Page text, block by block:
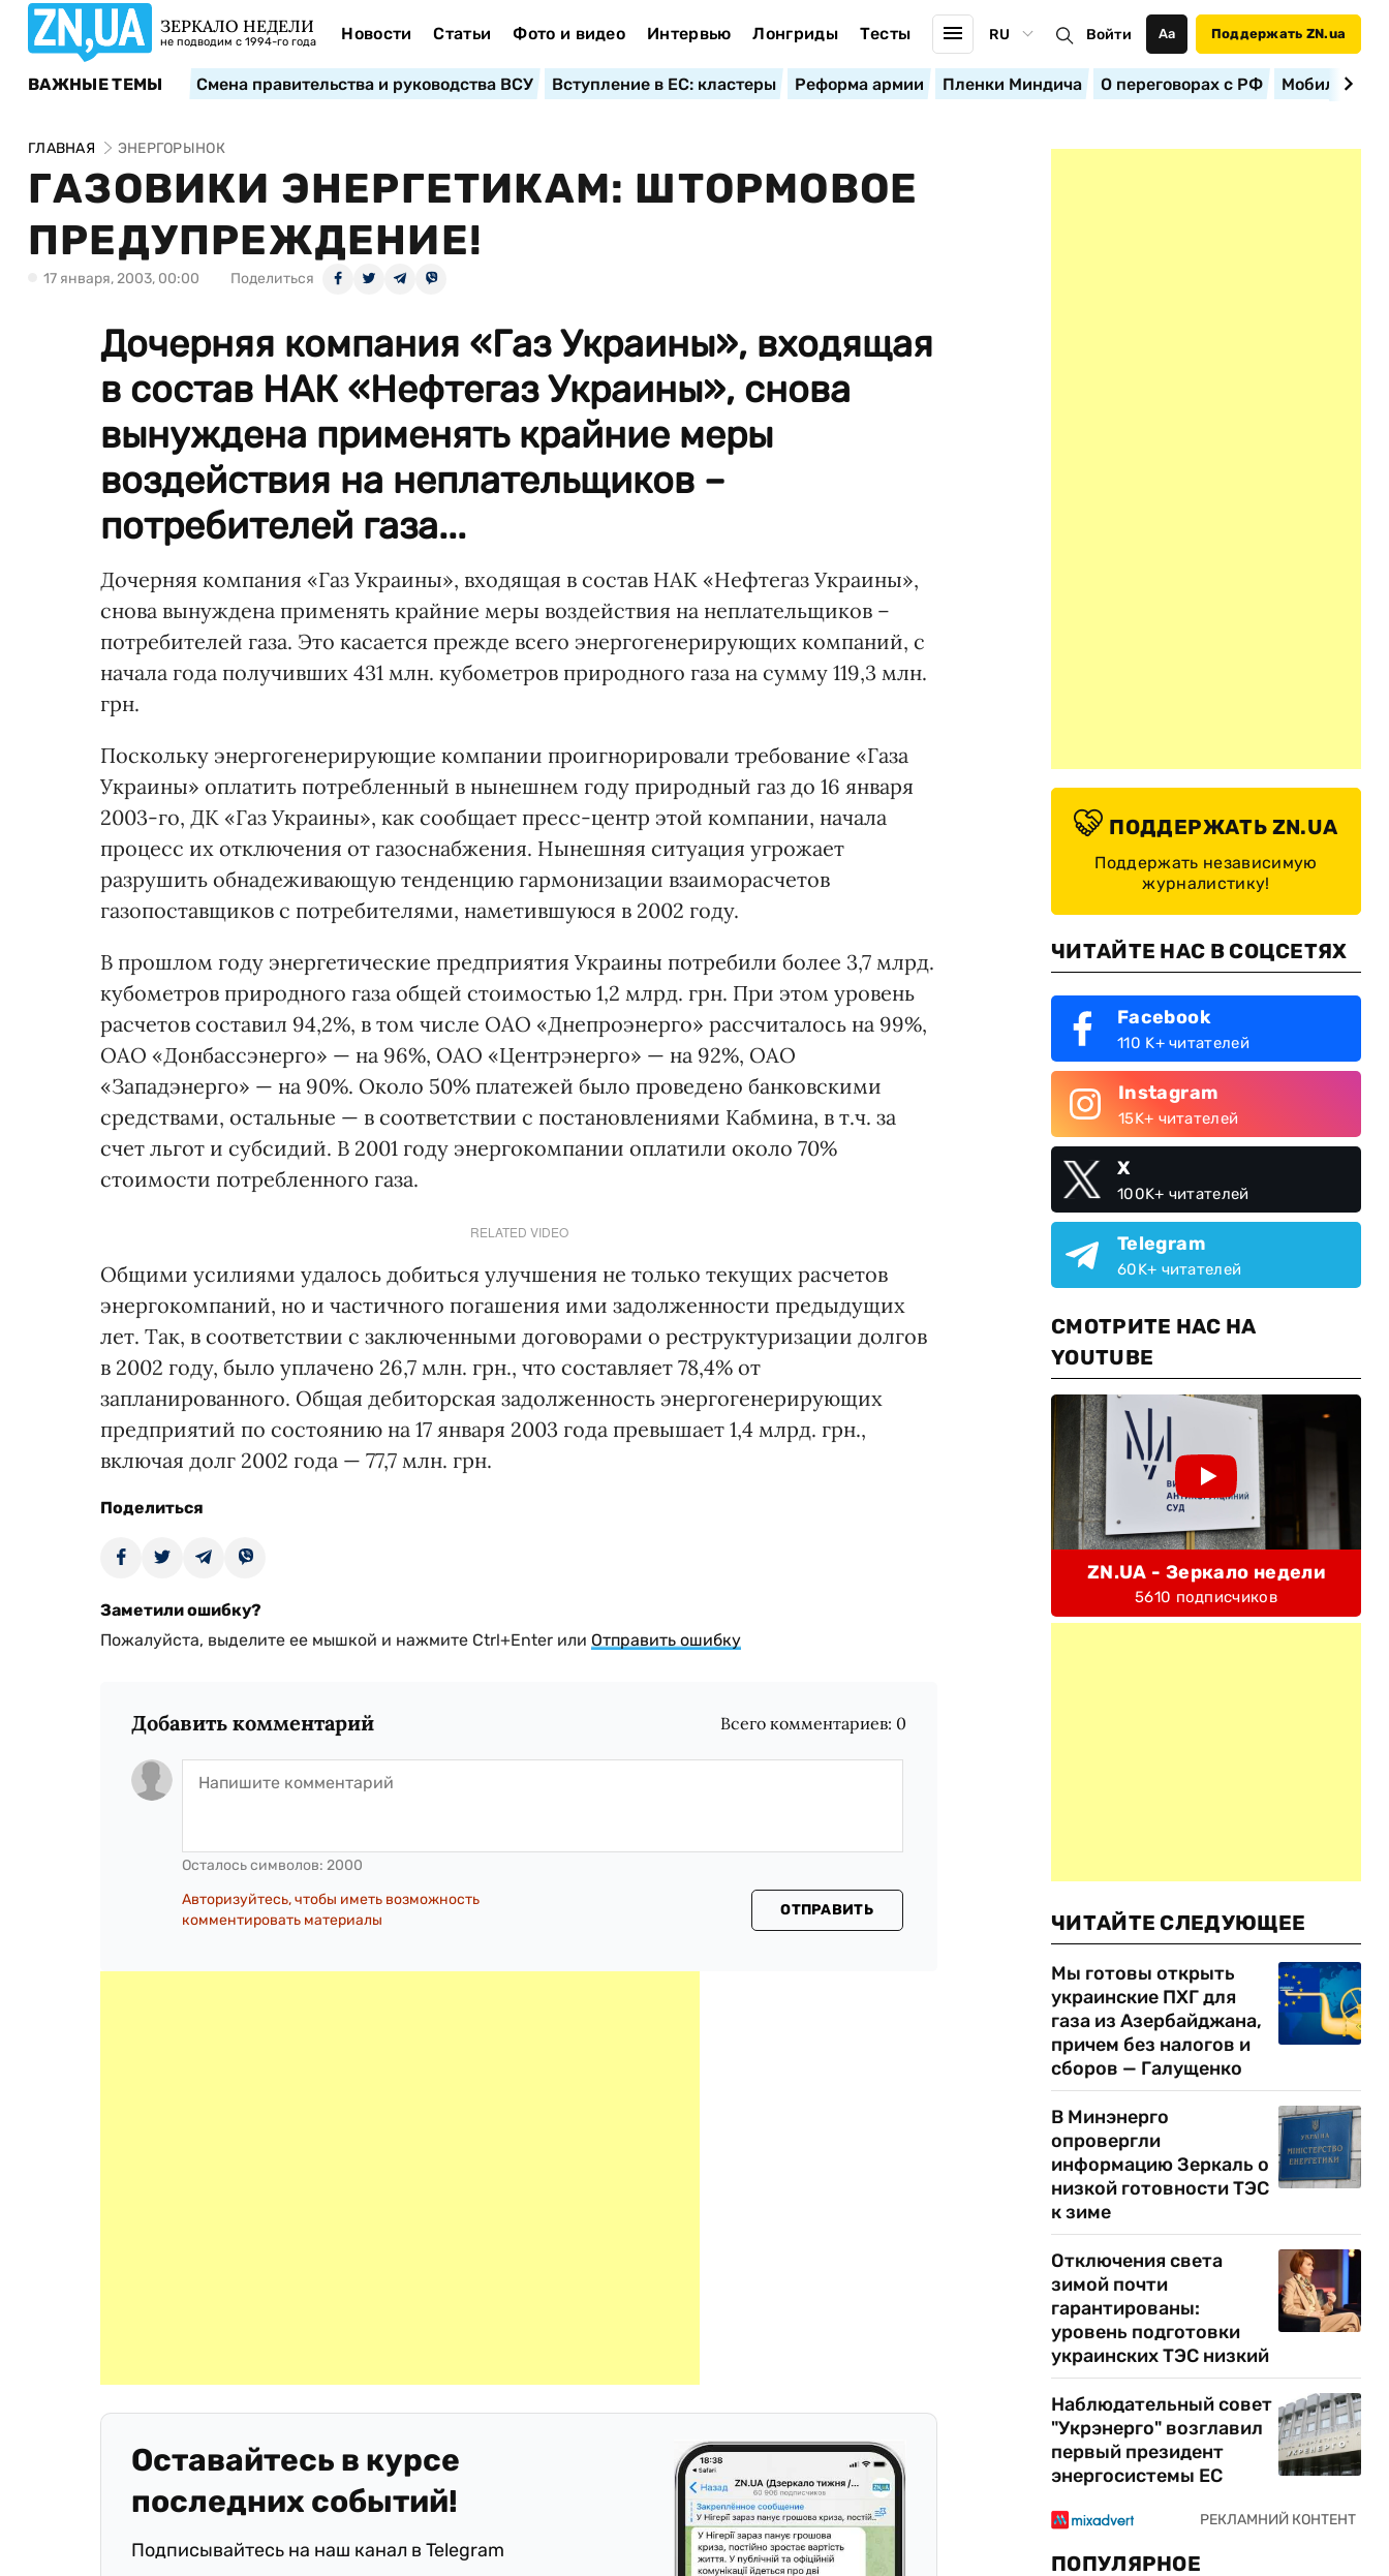
ЗЕРКАЛО НЕДЕЛИ
не подводим с 1994-го года Новости Статьи Фото и видео Интервью Лонгриды Тесты RU Войти Аа Поддержать ZN.ua
ВАЖНЫЕ ТЕМЫ Смена правительства и руководства ВСУ Вступление в ЕС: кластеры Реформа армии Пленки Миндича О переговорах с РФ
ГЛАВНАЯ ЭНЕРГОРЫНОК
ГАЗОВИКИ ЭНЕРГЕТИКАМ: ШТОРМОВОЕ
ПРЕДУПРЕЖДЕНИЕ!
17 января, 2003, 00:00 Поделиться
Дочерняя компания «Газ Украины», входящая
в состав НАК «Нефтегаз Украины», снова
вынуждена применять крайние меры
воздействия на неплательщиков –
потребителей газа...
Дочерняя компания «Газ Украины», входящая в состав НАК «Нефтегаз Украины»,
снова вынуждена применять крайние меры воздействия на неплательщиков –
потребителей газа. Это касается прежде всего энергогенерирующих компаний, с
начала года получивших 431 млн. кубометров природного газа на сумму 119,3 млн.
грн.
Поскольку энергогенерирующие компании проигнорировали требование «Газа
Украины» оплатить потребленный в нынешнем году природный газ до 16 января
2003-го, ДК «Газ Украины», как сообщает пресс-центр этой компании, начала
процесс их отключения от газоснабжения. Нынешняя ситуация угрожает
разрушить обнадеживающую тенденцию гармонизации взаиморасчетов
газопоставщиков с потребителями, наметившуюся в 2002 году.
В прошлом году энергетические предприятия Украины потребили более 3,7 млрд.
кубометров природного газа общей стоимостью 1,2 млрд. грн. При этом уровень
расчетов составил 94,2%, в том числе ОАО «Днепроэнерго» рассчиталось на 99%,
ОАО «Донбассэнерго» — на 96%, ОАО «Центрэнерго» — на 92%, ОАО
«Западэнерго» — на 90%. Около 50% платежей было проведено банковскими
средствами, остальные — в соответствии с постановлениями Кабмина, в т.ч. за
счет льгот и субсидий. В 2001 году энергокомпании оплатили около 70%
стоимости потребленного газа.
RELATED VIDEO
Общими усилиями удалось добиться улучшения не только текущих расчетов
энергокомпаний, но и частичного погашения ими задолженности предыдущих
лет. Так, в соответствии с заключенными договорами о реструктуризации долгов
в 2002 году, было уплачено 26,7 млн. грн., что составляет 78,4% от
запланированного. Общая дебиторская задолженность энергогенерирующих
предприятий по состоянию на 17 января 2003 года превышает 1,4 млрд. грн.,
включая долг 2002 года — 77,7 млн. грн.
Поделиться
Заметили ошибку?
Пожалуйста, выделите ее мышкой и нажмите Ctrl+Enter или Отправить ошибку
Добавить комментарий Всего комментариев: 0
Осталось символов: 2000
Авторизуйтесь, чтобы иметь возможность
комментировать материалы
ОТПРАВИТЬ
Оставайтесь в курсе
последних событий!
Подписывайтесь на наш канал в Telegram
ПОДДЕРЖАТЬ ZN.UA
Поддержать независимую
журналистику!
ЧИТАЙТЕ НАС В СОЦСЕТЯХ
Facebook
110 K+ читателей
Instagram
15K+ читателей
X
100K+ читателей
Telegram
60K+ читателей
СМОТРИТЕ НАС НА
YOUTUBE
ZN.UA - Зеркало недели
5610 подписчиков
ЧИТАЙТЕ СЛЕДУЮЩЕЕ
Мы готовы открыть
украинские ПХГ для
газа из Азербайджана,
причем без налогов и
сборов — Галущенко
В Минэнерго
опровергли
информацию Зеркаль о
низкой готовности ТЭС
к зиме
Отключения света
зимой почти
гарантированы:
уровень подготовки
украинских ТЭС низкий
Наблюдательный совет
"Укрэнерго" возглавил
первый президент
энергосистемы ЕС
ПОПУЛЯРНОЕ